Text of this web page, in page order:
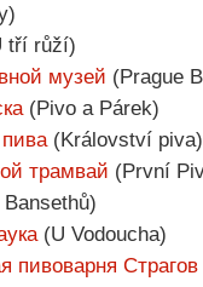
tří růží)
музей (Prague
(Pivo a Párek)
(Království piva)
трамвай (První
Bansethů)
(U Vodoucha)
пивоварня Страгов